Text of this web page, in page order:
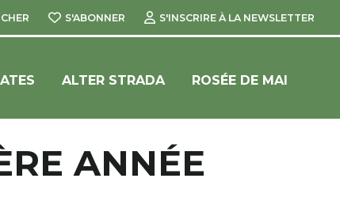
S'ABONNER S'INSCRIRE À LA NEWSLETTER
ALTER STRADA ROSÉE DE MAI
ANNÉE